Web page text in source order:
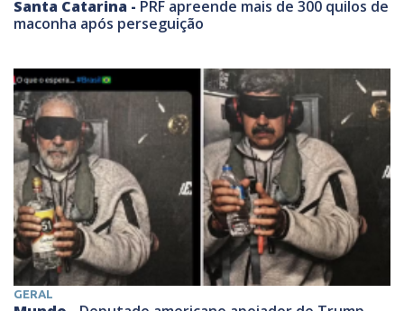
Santa Catarina - PRF apreende mais de 300 quilos de
maconha após perseguição
GERAL